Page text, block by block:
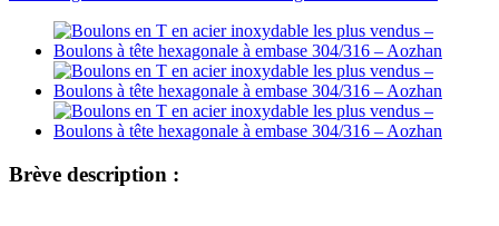
Brève description :